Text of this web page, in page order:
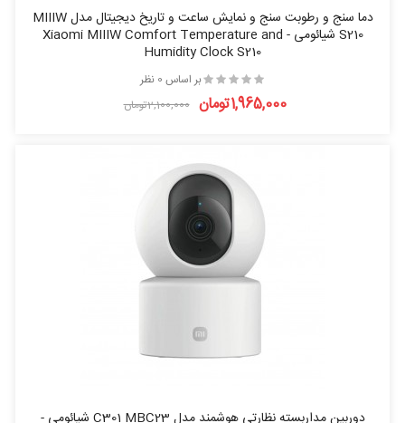
دما سنج و رطوبت سنج و نمایش ساعت و تاریخ دیجیتال مدل MIIIW
S210 شیائومی - Xiaomi MIIIW Comfort Temperature and
Humidity Clock S210
بر اساس 0 نظر
1,965,000تومان 2,100,000تومان